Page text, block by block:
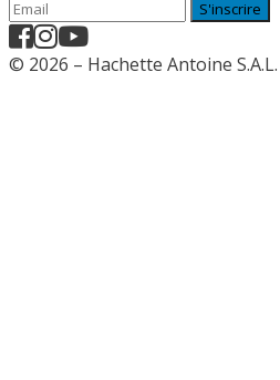
S'inscrire
© 2026 – Hachette Antoine